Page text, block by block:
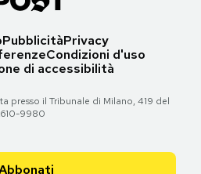
PubblicitàPrivacy
Condizioni d'uso
di accessibilità
presso il Tribunale di Milano, 419 del
9980